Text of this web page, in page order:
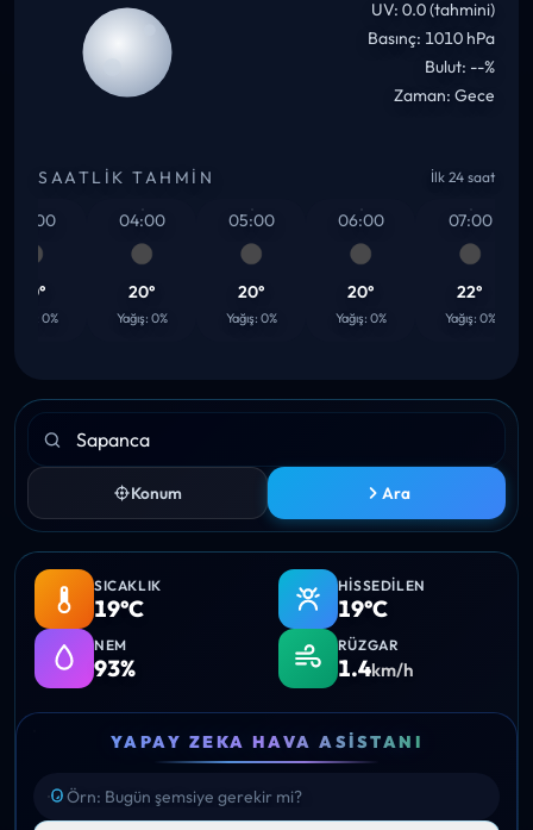
UV: 0.0 (tahmini)
Basınç: 1010 hPa
Bulut: --%
Zaman: Gece
SAATLIK TAHMIN İlk 24 saat
0%
04:00
20°
Yağış: 0%
05:00
20°
Yağış: 0%
06:00
20°
Yağış: 0%
07:00
22°
Yağış: 0%
Konum Ara
SICAKLIK
19°C
HISSEDILEN
19°C
NEM
93%
RÜZGAR
1.4km/h
YAPAY ZEKA HAVA ASISTANI